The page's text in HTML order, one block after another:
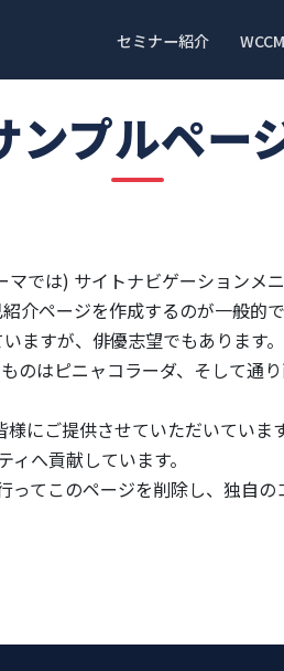
セミナー紹介
ンプルペー
では) サイトナビゲーションメ
ページを作成するのが一般的
ますが、俳優志望でもあります
のはピニャコラーダ、そして通り
にご提供させていただいていま
へ貢献しています。
ってこのページを削除し、独自